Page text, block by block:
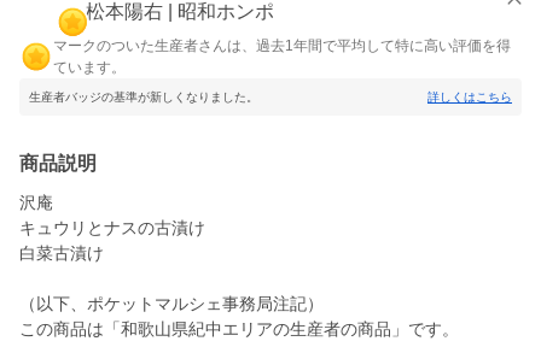
松本陽右 | 昭和ホンポ
マークのついた生産者さんは、過去1年間で平均して特に高い評価を得
ています。
生産者バッジの基準が新しくなりました。 詳しくはこちら
商品説明
沢庵
キュウリとナスの古漬け
白菜古漬け
（以下、ポケットマルシェ事務局注記）
この商品は「和歌山県紀中エリアの生産者の商品」です。